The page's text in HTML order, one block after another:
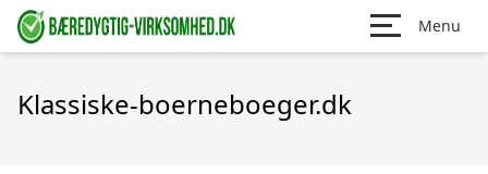
Menu
Klassiske-boerneboeger.dk